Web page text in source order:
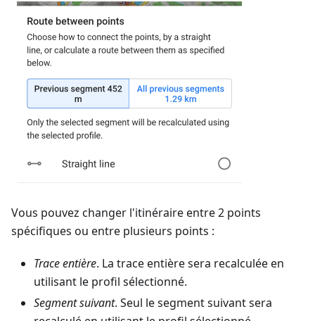
Vous pouvez changer l'itinéraire entre 2 points
spécifiques ou entre plusieurs points :
Trace entière. La trace entière sera recalculée en
utilisant le profil sélectionné.
Segment suivant. Seul le segment suivant sera